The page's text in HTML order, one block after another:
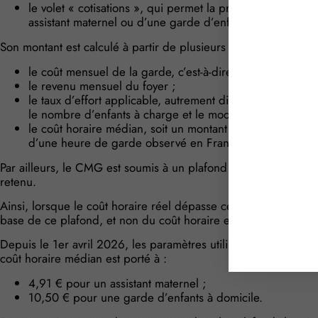
le volet « cotisations », qui permet la prise en charge
assistant maternel ou d’une garde d’enfants à domicile
Son montant est calculé à partir de plusieurs éléments :
le coût mensuel de la garde, c’est-à-dire la dépense
le revenu mensuel du foyer ;
le taux d’effort applicable, autrement dit la part des
le nombre d’enfants à charge et le mode de garde choisi
le coût horaire médian, soit un montant de référence
d’une heure de garde observé en France.
Par ailleurs, le CMG est soumis à un plafond horaire de
retenu.
Ainsi, lorsque le coût horaire réel dépasse ce plafond, le
base de ce plafond, et non du coût horaire effectivement payé.
Depuis le 1er avril 2026, les paramètres utilisés pour calculer
coût horaire médian est porté à :
4,91 € pour un assistant maternel ;
10,50 € pour une garde d’enfants à domicile.